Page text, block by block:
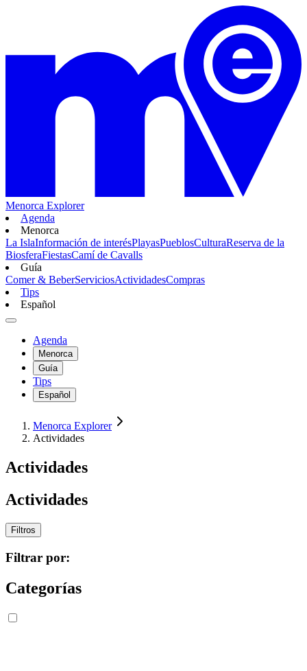
Menorca Explorer
Agenda
Menorca
La IslaInformación de interésPlayasPueblosCulturaReserva de la
BiosferaFiestasCamí de Cavalls
Guía
Comer & BeberServiciosActividadesCompras
Tips
Español
Agenda
Menorca
Guía
Tips
Español
Menorca Explorer
Actividades
Actividades
Actividades
Filtros
Filtrar por:
Categorías